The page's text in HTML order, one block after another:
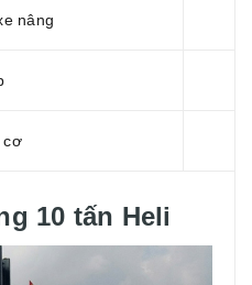
nâng
cơ
10 tấn Heli